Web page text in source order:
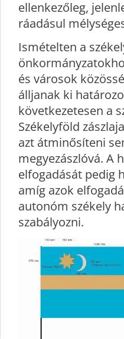
ellenkezőleg,
ráadásul
Ismételten a
és városok
álljanak ki
következetesen a
Székelyföld
azt átminősíteni
megyezászlóvá. A
elfogadását pedig
amíg azok
autonóm székely
szabályozni.